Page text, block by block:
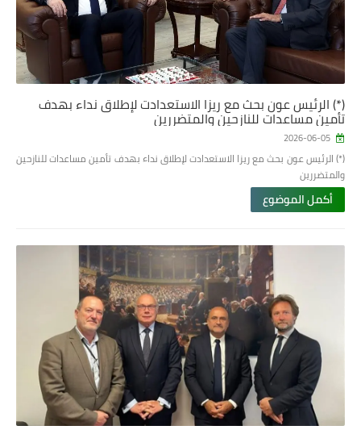
(*) الرئيس عون بحث مع ريزا الاستعدادت لإطلاق نداء بهدف
تأمين مساعدات للنازحين والمتضررين
(*) الرئيس عون بحث مع ريزا الاستعدادت لإطلاق نداء بهدف تأمين مساعدات للنازحين
والمتضررين
أكمل الموضوع